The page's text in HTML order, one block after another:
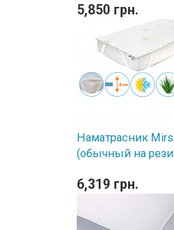
5,850 грн.
Наматрасник
(обычный на
6,319 грн.